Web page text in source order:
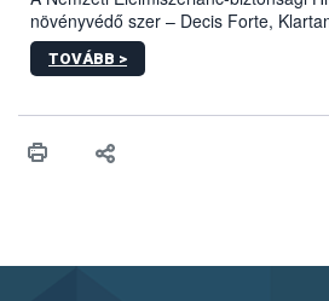
növényvédő szer – Decis Forte,
engedélyokiratát módosította, így azok
egészen a vesszőérettség (BBCH 91)
érésű szőlőkben is legyen lehetőség
felhasználók számára is elérhető és
TOVÁBB >